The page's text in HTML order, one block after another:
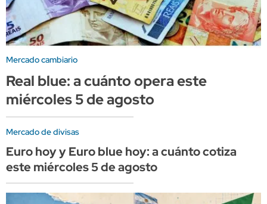
Mercado cambiario
Real blue: a cuánto opera este
miércoles 5 de agosto
Mercado de divisas
Euro hoy y Euro blue hoy: a cuánto cotiza
este miércoles 5 de agosto